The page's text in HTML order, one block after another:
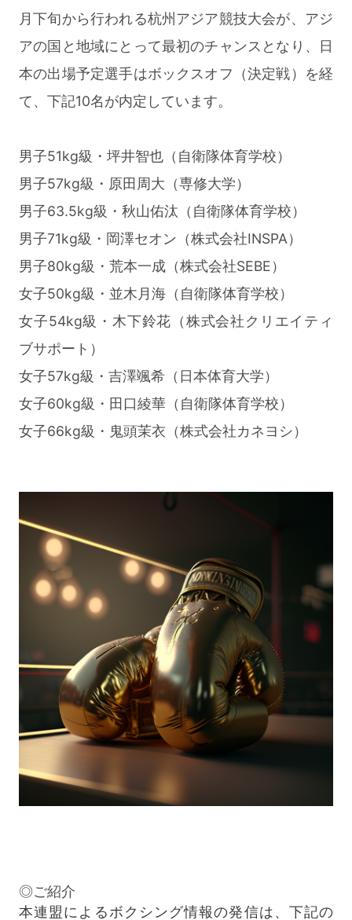
月下旬から行われる杭州アジア競技大会が、アジ
アの国と地域にとって最初のチャンスとなり、日
本の出場予定選手はボックスオフ（決定戦）を経
て、下記10名が内定しています。
男子51kg級・坪井智也（自衛隊体育学校）
男子57kg級・原田周大（専修大学）
男子63.5kg級・秋山佑汰（自衛隊体育学校）
男子71kg級・岡澤セオン（株式会社INSPA）
男子80kg級・荒本一成（株式会社SEBE）
女子50kg級・並木月海（自衛隊体育学校）
女子54kg級・木下鈴花（株式会社クリエイティ
ブサポート）
女子57kg級・吉澤颯希（日本体育大学）
女子60kg級・田口綾華（自衛隊体育学校）
女子66kg級・鬼頭茉衣（株式会社カネヨシ）
◎ご紹介
本連盟によるボクシング情報の発信は、下記の